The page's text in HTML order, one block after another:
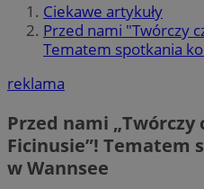
Ciekawe artykuły
Przed nami "Twórczy
Tematem spotkania
reklama
Przed nami
Ficinusie”! Tematem
w Wannsee